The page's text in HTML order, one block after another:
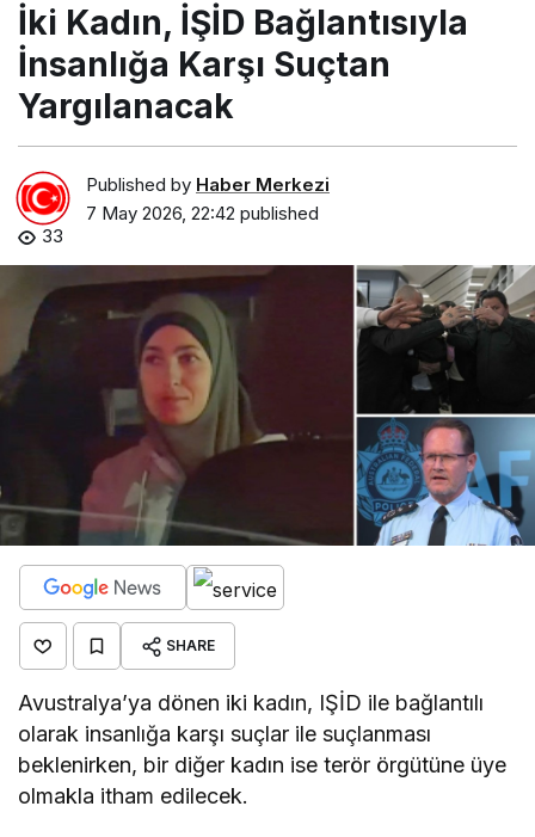
Yargılanacak
İki Kadın, İŞİD Bağlantısıyla
İnsanlığa Karşı Suçtan
Yargılanacak
Published by Haber Merkezi
7 May 2026, 22:42 published
33
SHARE
Avustralya’ya dönen iki kadın, IŞİD ile bağlantılı
olarak insanlığa karşı suçlar ile suçlanması
beklenirken, bir diğer kadın ise terör örgütüne üye
olmakla itham edilecek.